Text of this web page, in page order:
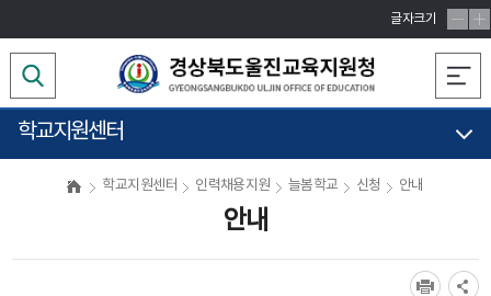
글자크기
학교지원센터
학교지원센터 인력채용지원 늘봄학교 신청 안내
안내